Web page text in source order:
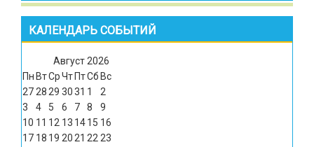
КАЛЕНДАРЬ СОБЫТИЙ
Август2026
Пн ВтСрЧт ПтСб Вс
272829 3031 1
2
3
4 5 6 7 8
9
10 11 12 13 1415 16
17 18 19 2021 2223